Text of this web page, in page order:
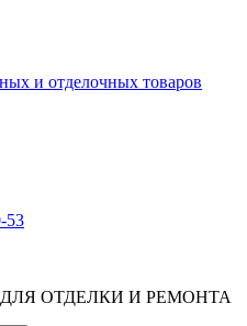
53
ОТДЕЛКИ И РЕМОНТА